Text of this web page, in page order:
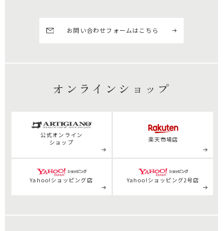
お問い合わせフォームはこちら
オンラインショップ
公式オンライン
ショップ
楽天市場店
Yahoo!ショッピング店 Yahoo!ショッピング2号店